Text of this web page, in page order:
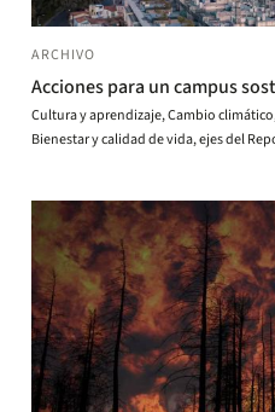
ARCHIVO
Acciones para un campus
Cultura y aprendizaje, Cambio
Bienestar y calidad de vida, ejes del